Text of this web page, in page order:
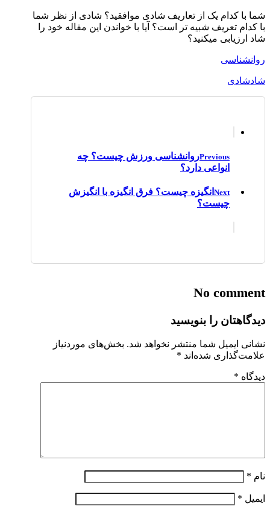
شما با کدام یک از تعاریف شادی موافقید؟ شادی از نظر شما
با کدام تعریف شبیه تر است؟ آیا با خواندن این مقاله خود را
شاد ارزیابی می­کنید؟
روانشناسی
شادشادی
Previousروانشناسی ورزش چیست؟ چه
انواعی دارد؟
Next انگیزه چیست؟ فرق انگیزه با انگیزش
چیست؟
No comment
دیدگاهتان را بنویسید
نشانی ایمیل شما منتشر نخواهد شد. بخش‌های موردنیاز
علامت‌گذاری شده‌اند *
دیدگاه *
نام *
ایمیل *